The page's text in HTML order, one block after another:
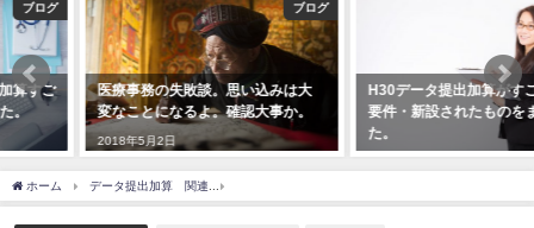
ブログ
医療事務の失敗談。思い込みは大
変なことになるよ。確認大事か。
2018年5月2日
H30データ提出加算がすごすぎる！
要件・新設されたものをまとめ
た。
ホーム データ提出加算 関連